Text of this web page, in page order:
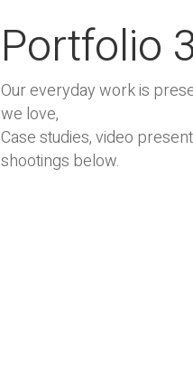
Portfolio
Our everyday work is
we love,
Case studies, video
shootings below.